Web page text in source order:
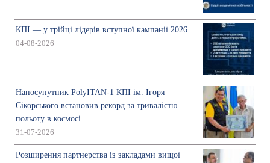
КПІ — у трійці лідерів вступної кампанії 2026
04-08-2026
Наносупутник PolyITAN-1 КПІ ім. Ігоря
Сікорського встановив рекорд за тривалістю
польоту в космосі
31-07-2026
Розширення партнерства із закладами вищої